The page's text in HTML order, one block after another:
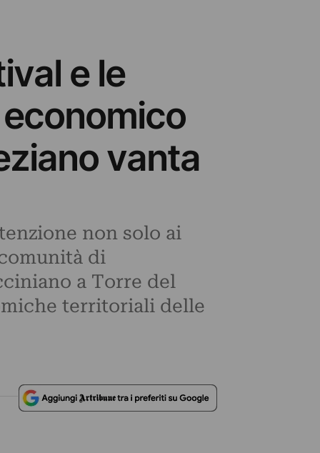
e le
vanta
non solo ai
di
a Torre del
territoriali delle